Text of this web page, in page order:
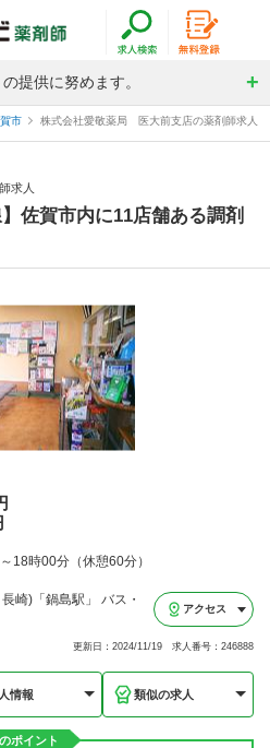
提供に努めます。
市 株式会社愛敬薬局 医大前支店の薬剤師求人
求人
佐賀市内に11店舗ある調剤
18時00分（休憩60分）
崎)「鍋島駅」 バス・
アクセス
更新日：2024/11/19 求人番号：246888
情報 類似の求人
ポイント